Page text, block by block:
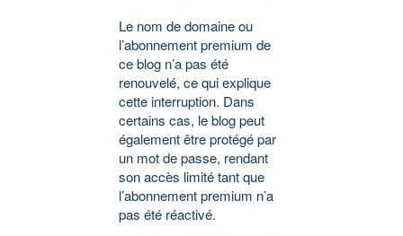
Le nom de domaine ou
l’abonnement premium de
ce blog n’a pas été
renouvelé, ce qui explique
cette interruption. Dans
certains cas, le blog peut
également être protégé par
un mot de passe, rendant
son accès limité tant que
l’abonnement premium n’a
pas été réactivé.